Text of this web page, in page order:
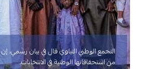
التجمع الوطني التباوي قال في بيان رسمي،
من استحقاقاتها الوطنية في الانتخابات.